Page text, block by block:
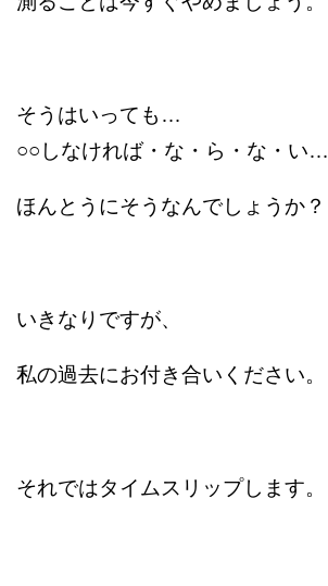
そうはいっても…
○○しなければ・な・ら・な・い…
ほんとうにそうなんでしょうか？
いきなりですが、
私の過去にお付き合いください。
それではタイムスリップします。